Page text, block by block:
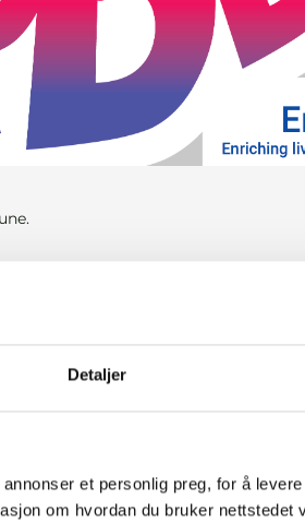
Detaljer
et personlig preg, for å
om hvordan du bruker nettstedet
i Nordre
for ungdom i Nordre Follo
og er du født mellom